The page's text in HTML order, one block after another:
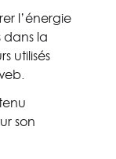
l’énergie
dans la
utilisés
son